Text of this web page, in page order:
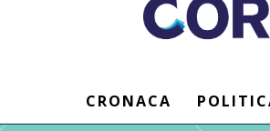
CRONACA